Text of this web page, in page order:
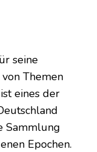
seine
Themen
eines der
Sammlung
Epochen.